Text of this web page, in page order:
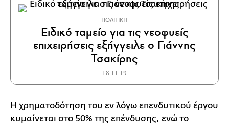
ΠΟΛΙΤΙΚΗ
Ειδικό ταμείο για τις νεοφυείς
επιχειρήσεις εξήγγειλε ο Γιάννης
Τσακίρης
18.11.19
Η χρηματοδότηση του εν λόγω επενδυτικού έργου
κυμαίνεται στο 50% της επένδυσης, ενώ το